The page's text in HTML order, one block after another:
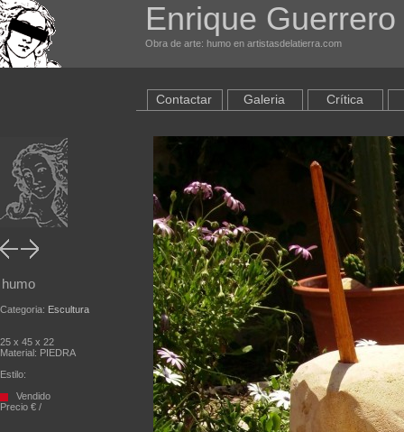
Enrique Guerrero
Obra de arte: humo en artistasdelatierra.com
humo
Categoria: Escultura
25 x 45 x 22
Material: PIEDRA
Estilo:
Vendido
Precio € /
Contactar Galeria Crítica